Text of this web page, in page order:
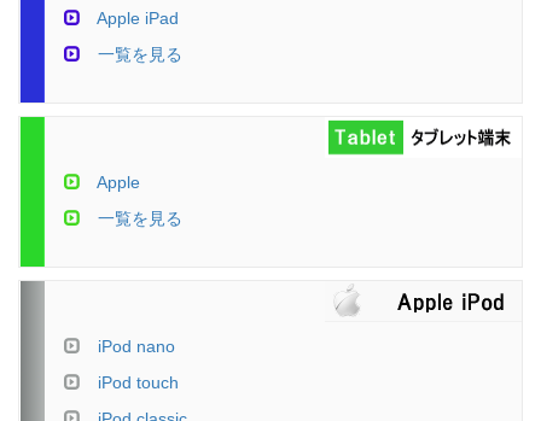
Apple iPad
一覧を見る
Apple
一覧を見る
iPod nano
iPod touch